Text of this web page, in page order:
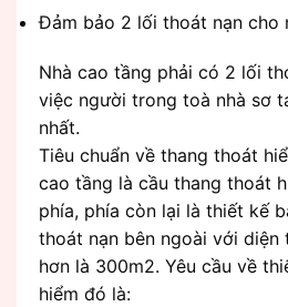
Đảm bảo 2 lối thoát nạn cho
Nhà cao tầng phải có 2 lối
việc người trong toà nhà sơ
nhất.
Tiêu chuẩn về thang thoát
cao tầng là cầu thang thoát
phía, phía còn lại là thiết kế
thoát nạn bên ngoài với diện
hơn là 300m2. Yêu cầu về
hiểm đó là: